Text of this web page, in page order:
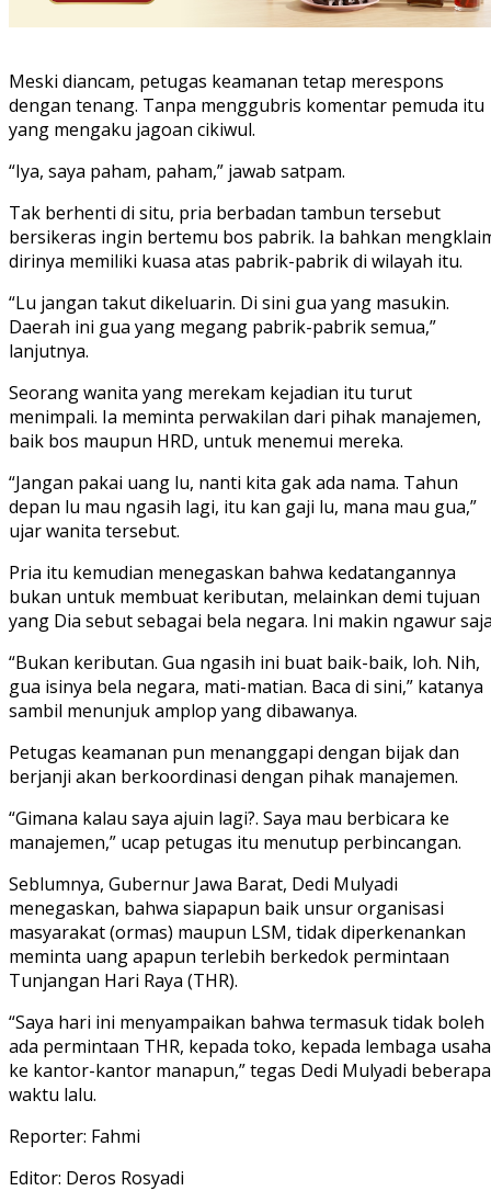
Meski diancam, petugas keamanan tetap merespons
dengan tenang. Tanpa menggubris komentar pemuda itu
yang mengaku jagoan cikiwul.
“Iya, saya paham, paham,” jawab satpam.
Tak berhenti di situ, pria berbadan tambun tersebut
bersikeras ingin bertemu bos pabrik. Ia bahkan
dirinya memiliki kuasa atas pabrik-pabrik di wilayah itu.
“Lu jangan takut dikeluarin. Di sini gua yang masukin.
Daerah ini gua yang megang pabrik-pabrik semua,”
lanjutnya.
Seorang wanita yang merekam kejadian itu turut
menimpali. Ia meminta perwakilan dari pihak manajemen,
baik bos maupun HRD, untuk menemui mereka.
“Jangan pakai uang lu, nanti kita gak ada nama. Tahun
depan lu mau ngasih lagi, itu kan gaji lu, mana mau gua,”
ujar wanita tersebut.
Pria itu kemudian menegaskan bahwa kedatangannya
bukan untuk membuat keributan, melainkan demi tujuan
yang Dia sebut sebagai bela negara. Ini makin ngawur
“Bukan keributan. Gua ngasih ini buat baik-baik, loh. Nih,
gua isinya bela negara, mati-matian. Baca di sini,” katanya
sambil menunjuk amplop yang dibawanya.
Petugas keamanan pun menanggapi dengan bijak dan
berjanji akan berkoordinasi dengan pihak manajemen.
“Gimana kalau saya ajuin lagi?. Saya mau berbicara ke
manajemen,” ucap petugas itu menutup perbincangan.
Seblumnya, Gubernur Jawa Barat, Dedi Mulyadi
menegaskan, bahwa siapapun baik unsur organisasi
masyarakat (ormas) maupun LSM, tidak diperkenankan
meminta uang apapun terlebih berkedok permintaan
Tunjangan Hari Raya (THR).
“Saya hari ini menyampaikan bahwa termasuk tidak boleh
ada permintaan THR, kepada toko, kepada lembaga
ke kantor-kantor manapun,” tegas Dedi Mulyadi beberapa
waktu lalu.
Reporter: Fahmi
Editor: Deros Rosyadi